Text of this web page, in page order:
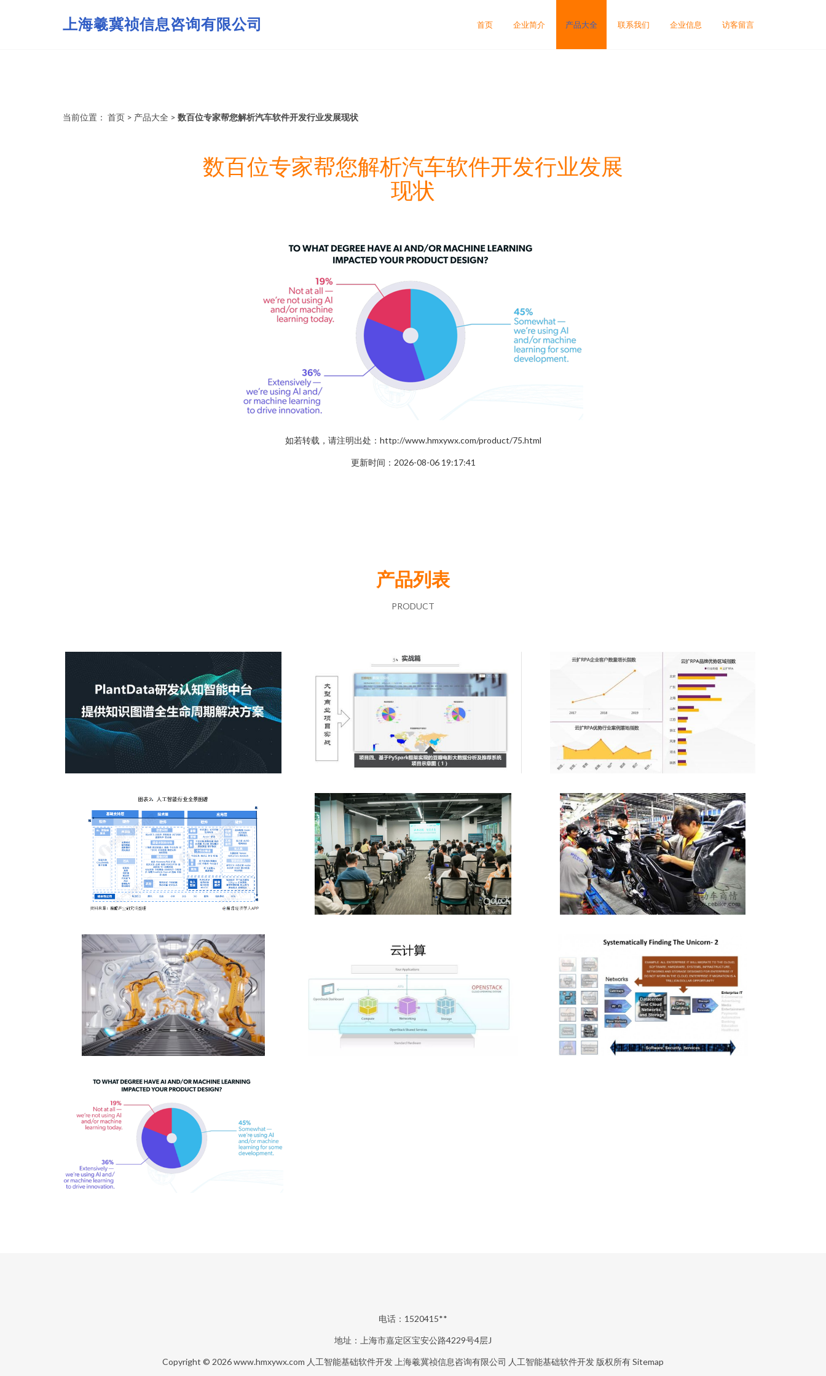
上海羲冀祯信息咨询有限公司 首页 企业简介 产品大全 联系我们 企业信息 访客留言
当前位置： 首页 > 产品大全 > 数百位专家帮您解析汽车软件开发行业发展现状
数百位专家帮您解析汽车软件开发行业发展
现状
如若转载，请注明出处：http://www.hmxywx.com/product/75.html
更新时间：2026-08-06 19:17:41
产品列表
PRODUCT
电话：1520415**
地址：上海市嘉定区宝安公路4229号4层J
Copyright © 2026www.hmxywx.com 人工智能基础软件开发 上海羲冀祯信息咨询有限公司 人工智能基础软件开发 版权所有Sitemap